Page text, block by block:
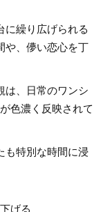
に繰り広げられる
や、儚い恋心を丁
は、日常のワンシ
色濃く反映されて
も特別な時間に浸
下げる